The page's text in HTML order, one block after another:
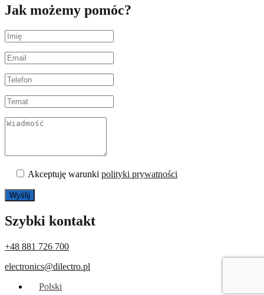
Jak możemy pomóc?
Akceptuję warunki polityki prywatności
Szybki kontakt
+48 881 726 700
electronics@dilectro.pl
Polski